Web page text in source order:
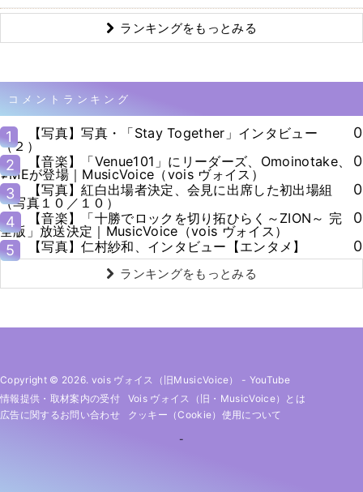
ランキングをもっとみる
コメントランキング
1
【写真】写真・「Stay Together」インタビュー
（２）
0
2
【音楽】「Venue101」にリーダーズ、Omoinotake、
≠MEが登場｜MusicVoice（vois ヴォイス）
0
3
【写真】紅白出場者決定、会見に出席した初出場組
（写真１０／１０）
0
4
【音楽】「十勝でロックを切り拓ひらく～ZION～ 完
全版」放送決定｜MusicVoice（vois ヴォイス）
0
5
【写真】仁村紗和、インタビュー【エンタメ】 0
ランキングをもっとみる
Copyright © 2026. vois ヴォイス（旧MusicVoice） - YouTube
情報提供・取材案内の受付
Vois ヴォイス（旧・MusicVoice）とは
広告に関するお問い合わせ
クッキー（cookie）使用について
-